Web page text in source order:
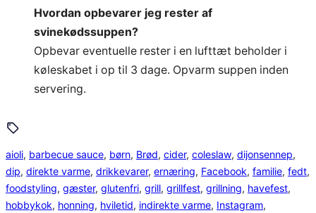
Hvordan opbevarer jeg rester af
svinekødssuppen?
Opbevar eventuelle rester i en lufttæt beholder i
køleskabet i op til 3 dage. Opvarm suppen inden
servering.
aioli, barbecue sauce, børn, Brød, cider, coleslaw, dijonsennep
dip, direkte varme, drikkevarer, ernæring, Facebook, familie, fedt
foodstyling, gæster, glutenfri, grill, grillfest, grillning, havefest
hobbykok, honning, hviletid, indirekte varme, Instagram